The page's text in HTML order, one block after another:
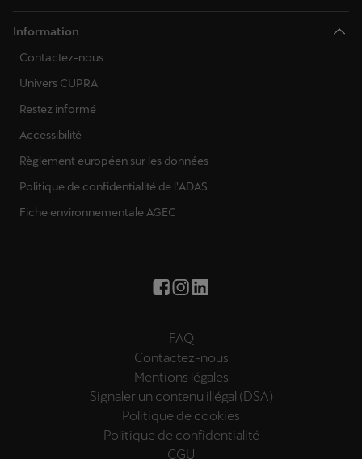
Information
Contactez-nous
Univers CUPRA
Restez informé
Accessibilité
Règlement européen sur les données
Politique de confidentialité de l'ADAS
Fiche environnementale AGEC
FAQ
Contactez-nous
Mentions légales
Signaler un contenu illégal (DSA)
Politique de cookies
Politique de confidentialité
CGU